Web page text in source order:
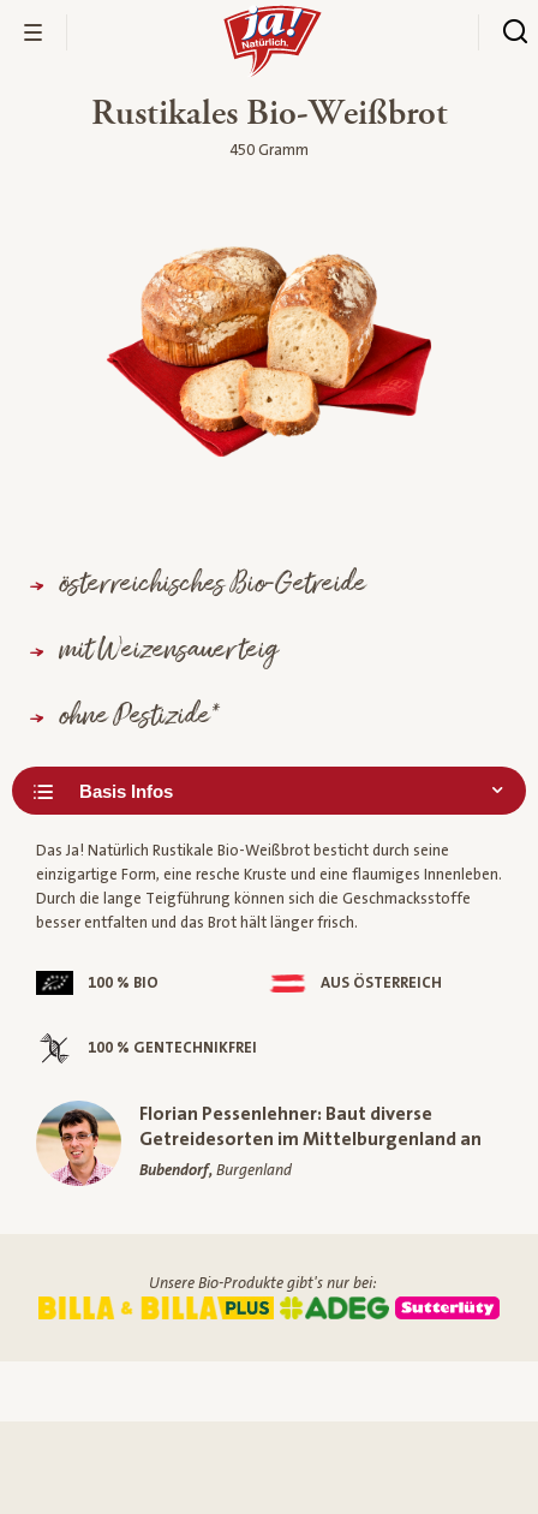
Rustikales Bio-Weißbrot
450 Gramm
österreichisches Bio-Getreide
mit Weizensauerteig
ohne Pestizide*
Das Ja! Natürlich Rustikale Bio-Weißbrot besticht durch seine
einzigartige Form, eine resche Kruste und eine flaumiges Innenleben.
Durch die lange Teigführung können sich die Geschmacksstoffe
besser entfalten und das Brot hält länger frisch.
100 % BIO AUS ÖSTERREICH
100 % GENTECHNIKFREI
Florian Pessenlehner: Baut diverse
Getreidesorten im Mittelburgenland an
Bubendorf, Burgenland
Unsere Bio-Produkte gibt's nur bei: